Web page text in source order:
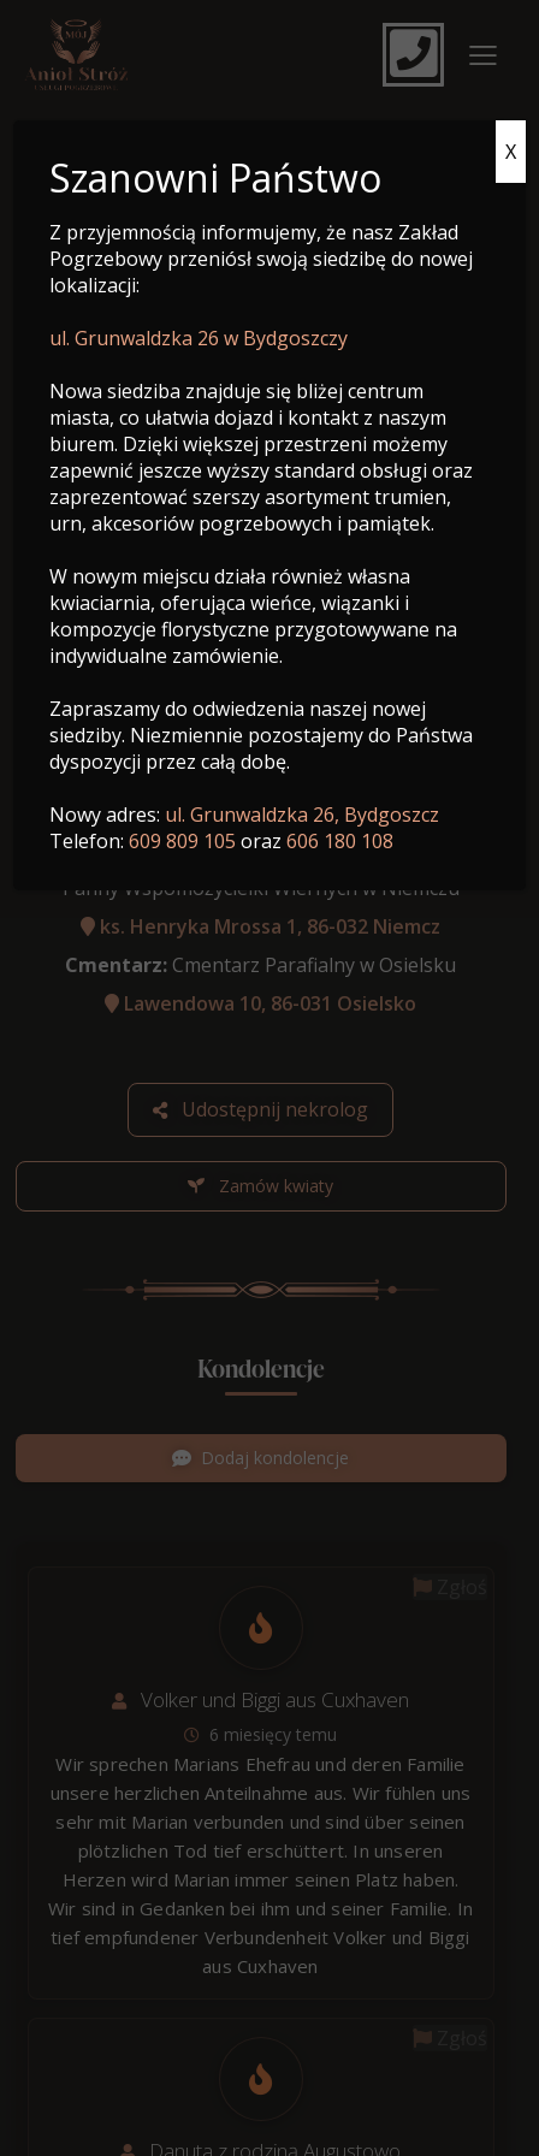
e-Nekrolog
Śp. Marian Rumel
27.08.1970 - 23.01.2026
Wiek: 55 lat
Data pogrzebu:27.01.2026
Różaniec:godzina 10:30
Msza Święta:o godz. 11:00 Parafia Najświętszej Maryi
Panny Wspomożycielki Wiernych w Niemczu
ks. Henryka Mrossa 1, 86-032 Niemcz
Cmentarz: Cmentarz Parafialny w Osielsku
Lawendowa 10, 86-031 Osielsko
Udostępnij nekrolog
Zamów kwiaty
Kondolencje
Dodaj kondolencje
Volker und Biggi aus Cuxhaven
6 miesięcy temu
Wir sprechen Marians Ehefrau und deren Familie
unsere herzlichen Anteilnahme aus. Wir fühlen uns
sehr mit Marian verbunden und sind über seinen
plötzlichen Tod tief erschüttert. In unseren
Herzen wird Marian immer seinen Platz haben.
Wir sind in Gedanken bei ihm und seiner Familie. In
tief empfundener Verbundenheit Volker und Biggi
aus Cuxhaven
Zgłoś
Zgłoś
Szanowni Państwo
Z przyjemnością informujemy, że nasz Zakład
Pogrzebowy przeniósł swoją siedzibę do nowej
lokalizacji:
ul. Grunwaldzka 26 w Bydgoszczy
Nowa siedziba znajduje się bliżej centrum
miasta, co ułatwia dojazd i kontakt z naszym
biurem. Dzięki większej przestrzeni możemy
zapewnić jeszcze wyższy standard obsługi oraz
zaprezentować szerszy asortyment trumien,
urn, akcesoriów pogrzebowych i pamiątek.
W nowym miejscu działa również własna
kwiaciarnia, oferująca wieńce, wiązanki i
kompozycje florystyczne przygotowywane na
indywidualne zamówienie.
Zapraszamy do odwiedzenia naszej nowej
siedziby. Niezmiennie pozostajemy do Państwa
dyspozycji przez całą dobę.
Nowy adres: ul. Grunwaldzka 26, Bydgoszcz
Telefon:609 809 105 oraz606 180 108
X